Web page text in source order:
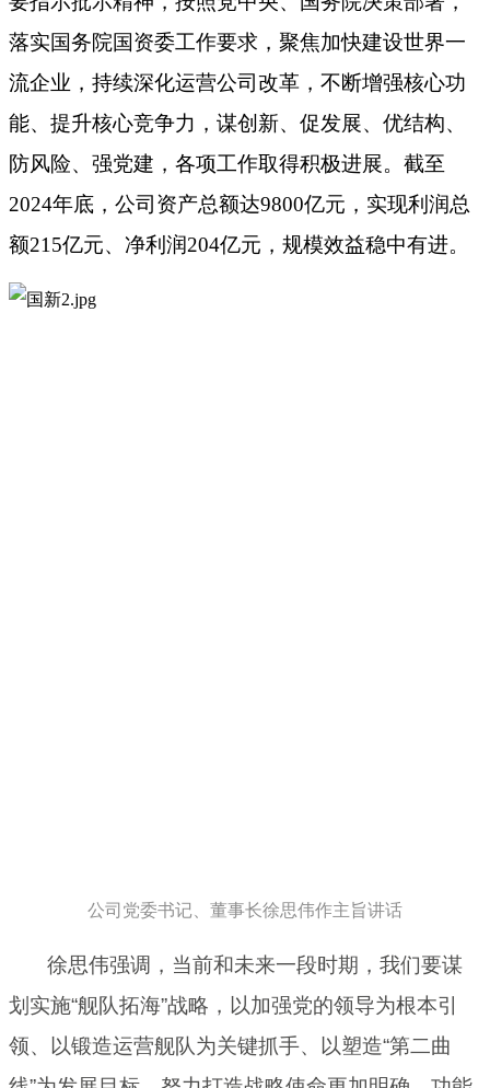
落实国务院国资委工作要求，聚焦加快建设世界一
流企业，持续深化运营公司改革，不断增强核心功
能、提升核心竞争力，谋创新、促发展、优结构、
防风险、强党建，各项工作取得积极进展。截至
2024年底，公司资产总额达9800亿元，实现利润总
额215亿元、净利润204亿元，规模效益稳中有进。
公司党委书记、董事长徐思伟作主旨讲话
徐思伟强调，当前和未来一段时期，我们要谋
划实施“舰队拓海”战略，以加强党的领导为根本引
领、以锻造运营舰队为关键抓手、以塑造“第二曲